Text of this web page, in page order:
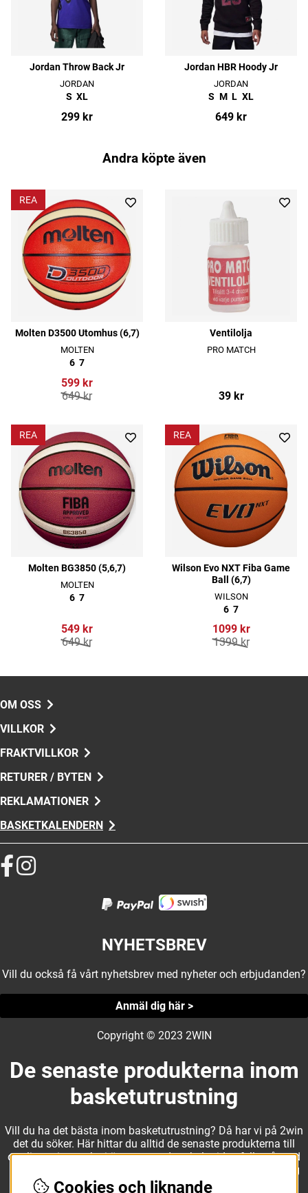
Jordan Throw Back Jr
JORDAN
S XL
299 kr
Jordan HBR Hoody Jr
JORDAN
S M L XL
649 kr
Andra köpte även
REA
Molten D3500 Utomhus (6,7)
MOLTEN
6 7
599 kr
649 kr
Ventilolja
PRO MATCH
39 kr
REA
Molten BG3850 (5,6,7)
MOLTEN
6 7
549 kr
649 kr
REA
Wilson Evo NXT Fiba Game
Ball (6,7)
WILSON
6 7
1099 kr
1399 kr
OM OSS
VILLKOR
FRAKTVILLKOR
RETURER / BYTEN
REKLAMATIONER
BASKETKALENDERN
NYHETSBREV
Vill du också få vårt nyhetsbrev med nyheter och erbjudanden?
Anmäl dig här >
Copyright © 2023 2WIN
De senaste produkterna inom
basketutrustning
Vill du ha det bästa inom basketutrustning? Då har vi på 2win
det du söker. Här hittar du alltid de senaste produkterna till
otroliga priser, och vi är noga med att hela tiden fylla på med
nyheter i webbshopen. Det gör oss till ett naturligt val för dig
som vill ha utrustning som överträffar alla andra märken.
Cookies och liknande